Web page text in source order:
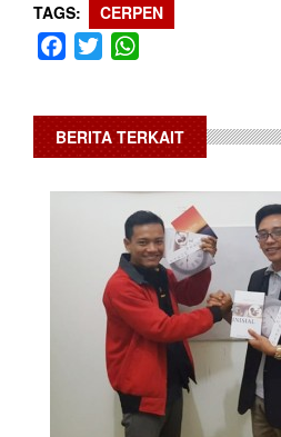
TAGS CERPEN
Facebook
Twitter
BERITA TERKAIT